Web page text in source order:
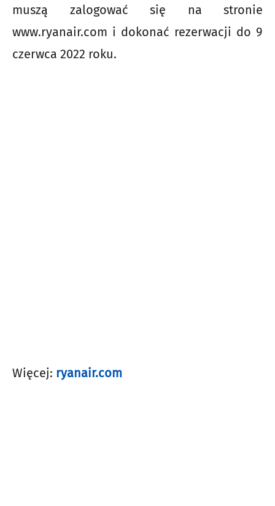
muszą zalogować się na stronie
www.ryanair.com i dokonać rezerwacji do 9
czerwca 2022 roku.
Więcej: ryanair.com